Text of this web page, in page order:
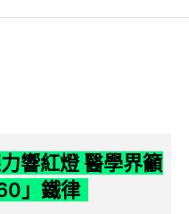
響紅燈 醫學界籲
」鐵律